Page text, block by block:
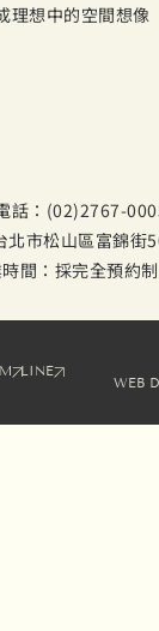
理想中的空間想像
話：(02)2767-
北市松山區富錦街
間：採完全預約制
LINE
WEB